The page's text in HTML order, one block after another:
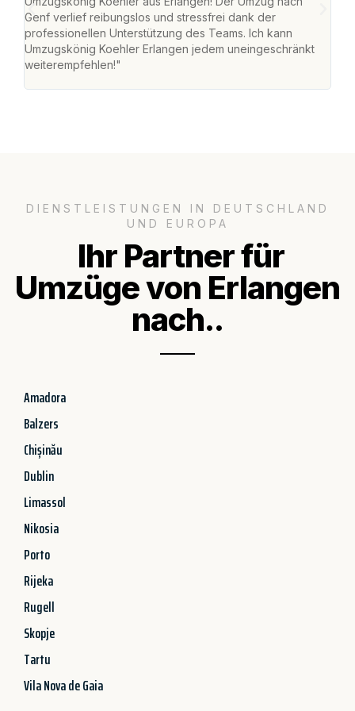
Genf verlief reibungslos und stressfrei dank der
professionellen Unterstützung des Teams. Ich kann
Umzugskönig Koehler Erlangen jedem uneingeschränkt
weiterempfehlen!"
DIENSTLEISTUNGEN IN DEUTSCHLAND
UND EUROPA
Ihr Partner für
Umzüge von Erlangen
nach..
Amadora
Balzers
Chișinău
Dublin
Limassol
Nikosia
Porto
Rijeka
Rugell
Skopje
Tartu
Vila Nova de Gaia